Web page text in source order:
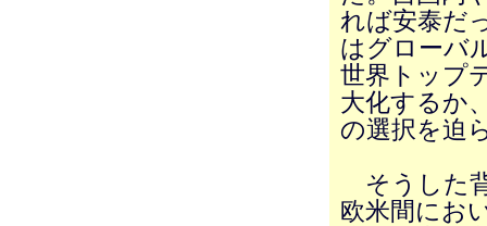
れば安泰だ
はグローバ
世界トップ
大化するか
の選択を迫
そうした
欧米間にお